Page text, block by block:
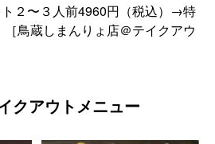
２〜３人前4960円（税込）→特
鳥蔵しまんりょ店＠テイクアウ
クアウトメニュー